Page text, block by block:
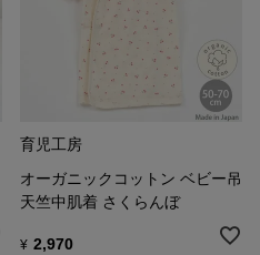
育児工房
オーガニックコットン ベビー吊
天竺中肌着 さくらんぼ
¥ 2,970